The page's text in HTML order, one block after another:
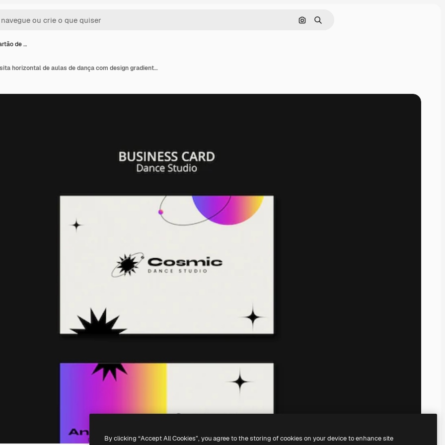
Pesquisar por imagem
Buscar
de …
Modelo de cartão de visita horizontal de aulas de dança com design gradiente e estrelas
By clicking “Accept All Cookies”, you agree to the storing of cookies on your device to enhance site